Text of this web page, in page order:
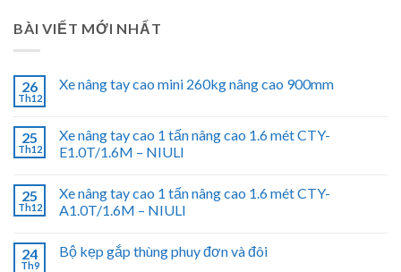
BÀI VIẾT MỚI NHẤT
26
Th12
Xe nâng tay cao mini 260kg nâng cao 900mm
25
Th12
Xe nâng tay cao 1 tấn nâng cao 1.6 mét CTY-
E1.0T/1.6M – NIULI
25
Th12
Xe nâng tay cao 1 tấn nâng cao 1.6 mét CTY-
A1.0T/1.6M – NIULI
24
Th9
Bộ kẹp gắp thùng phuy đơn và đôi